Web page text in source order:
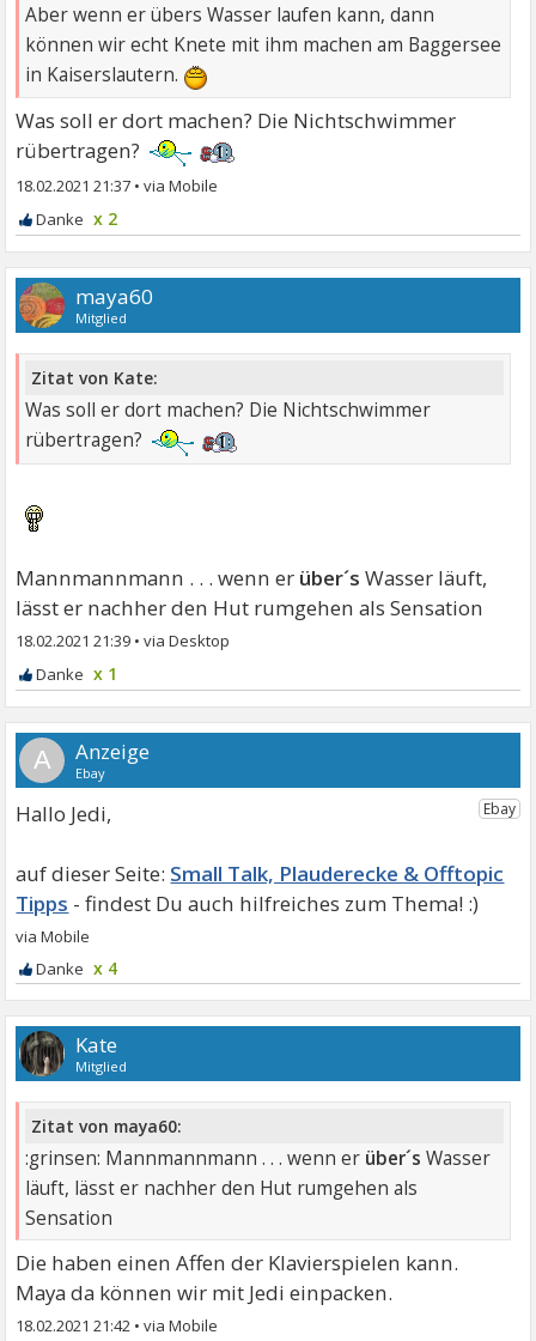
Aber wenn er übers Wasser laufen kann, dann
können wir echt Knete mit ihm machen am Baggersee
in Kaiserslautern.
Was soll er dort machen? Die Nichtschwimmer
rübertragen?
18.02.2021 21:37 •
x 2
maya60
Mitglied
Zitat von Kate:
Was soll er dort machen? Die Nichtschwimmer
rübertragen?
Mannmannmann . . . wenn er über´s Wasser läuft,
lässt er nachher den Hut rumgehen als Sensation
18.02.2021 21:39 •
x 1
A
Hallo Jedi,
Small Talk, Plauderecke & Offtopic
Tipps
x 4
Kate
Mitglied
Zitat von maya60:
:grinsen: Mannmannmann . . . wenn er über´s Wasser
läuft, lässt er nachher den Hut rumgehen als
Sensation
Die haben einen Affen der Klavierspielen kann.
Maya da können wir mit Jedi einpacken.
18.02.2021 21:42 •